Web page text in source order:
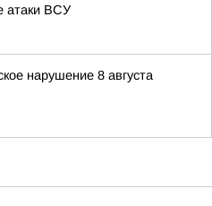
атаки ВСУ
нарушение 8 августа